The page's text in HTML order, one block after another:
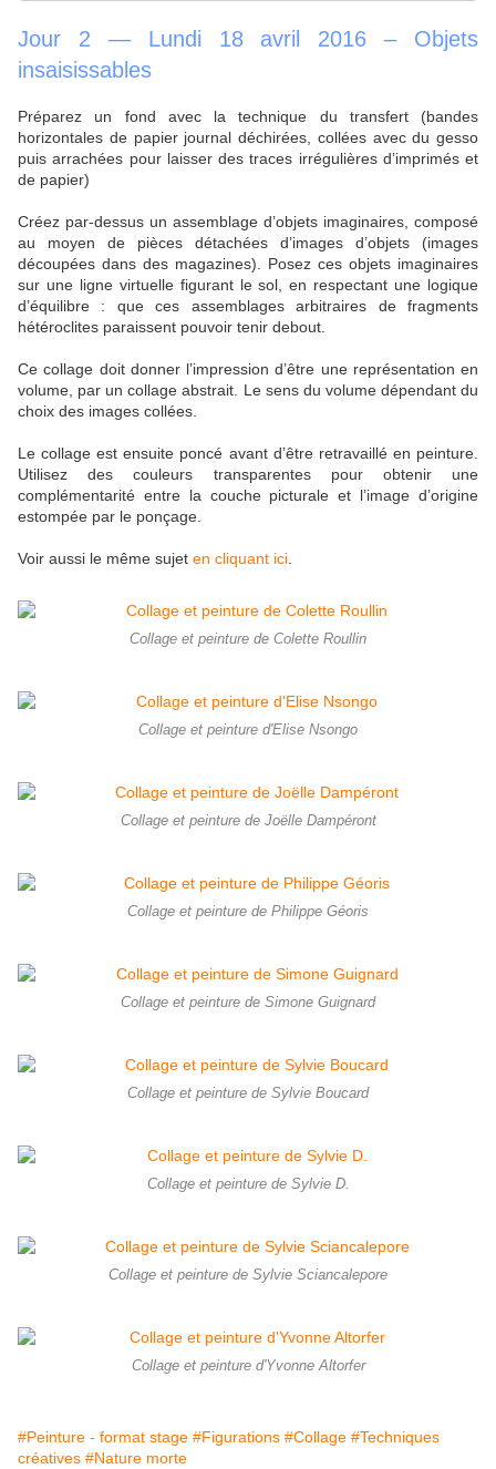
Jour 2 — Lundi 18 avril 2016 – Objets
insaisissables
Préparez un fond avec la technique du transfert (bandes
horizontales de papier journal déchirées, collées avec du gesso
puis arrachées pour laisser des traces irrégulières d’imprimés et
de papier)
Créez par-dessus un assemblage d’objets imaginaires, composé
au moyen de pièces détachées d’images d’objets (images
découpées dans des magazines). Posez ces objets imaginaires
sur une ligne virtuelle figurant le sol, en respectant une logique
d’équilibre : que ces assemblages arbitraires de fragments
hétéroclites paraissent pouvoir tenir debout.
Ce collage doit donner l’impression d’être une représentation en
volume, par un collage abstrait. Le sens du volume dépendant du
choix des images collées.
Le collage est ensuite poncé avant d’être retravaillé en peinture.
Utilisez des couleurs transparentes pour obtenir une
complémentarité entre la couche picturale et l’image d’origine
estompée par le ponçage.
Voir aussi le même sujet en cliquant ici
Collage et peinture de Colette Roullin
Collage et peinture d'Elise Nsongo
Collage et peinture de Joëlle Dampéront
Collage et peinture de Philippe Géoris
Collage et peinture de Simone Guignard
Collage et peinture de Sylvie Boucard
Collage et peinture de Sylvie D.
Collage et peinture de Sylvie Sciancalepore
Collage et peinture d'Yvonne Altorfer
#Peinture - format stage #Figurations #Collage #Techniques
créatives #Nature morte